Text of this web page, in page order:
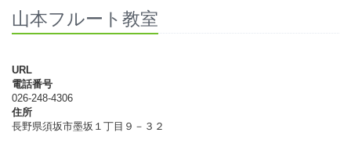
山本フルート教室
URL
電話番号
026-248-4306
住所
長野県須坂市墨坂１丁目９－３２